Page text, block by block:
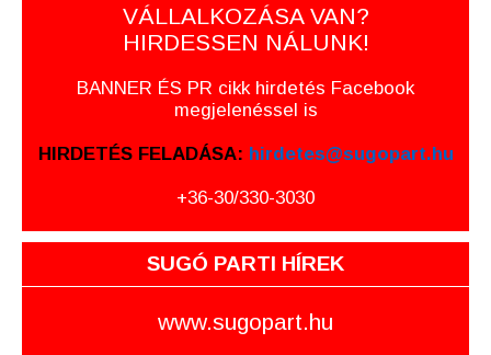
VÁLLALKOZÁSA VAN?
HIRDESSEN NÁLUNK!
BANNER ÉS PR cikk hirdetés Facebook
megjelenéssel is
HIRDETÉS FELADÁSA: hirdetes@sugopart.hu
+36-30/330-3030
SUGÓ PARTI HÍREK
www.sugopart.hu